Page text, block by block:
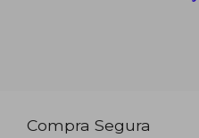
Compra Segura